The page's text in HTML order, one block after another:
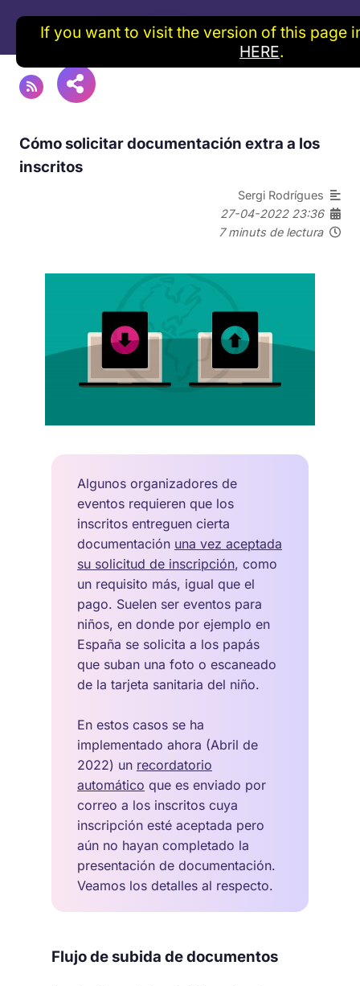
Cómo solicitar documentación extra a los
inscritos
Sergi Rodrígues
27-04-2022 23:36
7 minuts de lectura
Algunos organizadores de
eventos requieren que los
inscritos entreguen cierta
documentación una vez aceptada
su solicitud de inscripción, como
un requisito más, igual que el
pago. Suelen ser eventos para
niños, en donde por ejemplo en
España se solicita a los papás
que suban una foto o escaneado
de la tarjeta sanitaria del niño.
En estos casos se ha
implementado ahora (Abril de
2022) un recordatorio
automático que es enviado por
correo a los inscritos cuya
inscripción esté aceptada pero
aún no hayan completado la
presentación de documentación.
Veamos los detalles al respecto.
Flujo de subida de documentos
If you want to visit the version of this page
HERE.